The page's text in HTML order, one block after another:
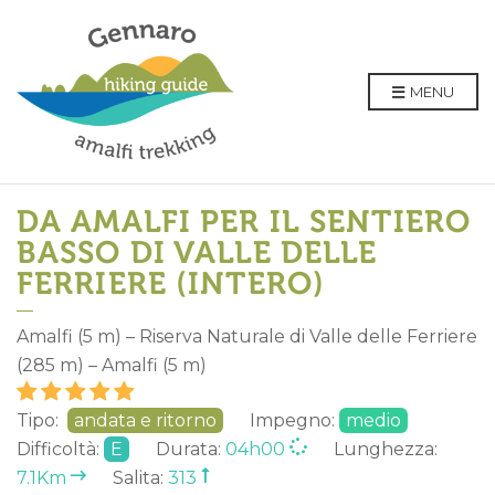
MENU
DA AMALFI PER IL SENTIERO
BASSO DI VALLE DELLE
FERRIERE (INTERO)
Amalfi (5 m) – Riserva Naturale di Valle delle Ferriere
(285 m) – Amalfi (5 m)
Tipo: andata e ritorno Impegno:
medio
Difficoltà:
E Durata: 04h00
Lunghezza:
7.1Km
Salita: 313